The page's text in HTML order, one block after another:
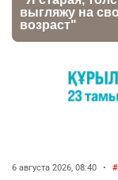
2718
баранину
2396
6 августа 2026, 08:40 •